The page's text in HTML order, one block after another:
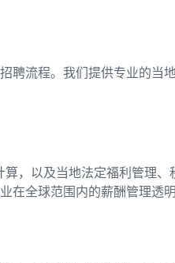
聘流程。我们提供专业的当
，以及当地法定福利管理、
在全球范围内的薪酬管理透明